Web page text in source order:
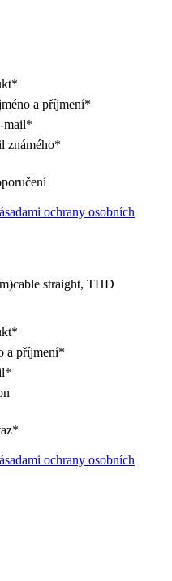
*
a příjmení*
mail*
známého*
ochrany osobních
straight, THD
*
a příjmení*
*
*
ochrany osobních